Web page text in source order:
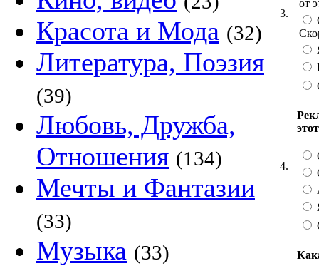
Красота и Мода (32)
Литература, Поэзия
(39)
Любовь, Дружба,
Отношения (134)
Мечты и Фантазии
(33)
Музыка (33)
3.
от
4.